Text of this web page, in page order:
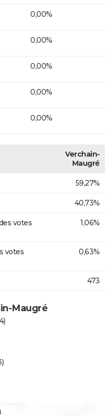
0,00%
0,00%
0,00%
0,00%
0,00%
Verchain-
Maugré
59,27%
40,73%
votes
1,06%
votes
0,63%
473
Maugré